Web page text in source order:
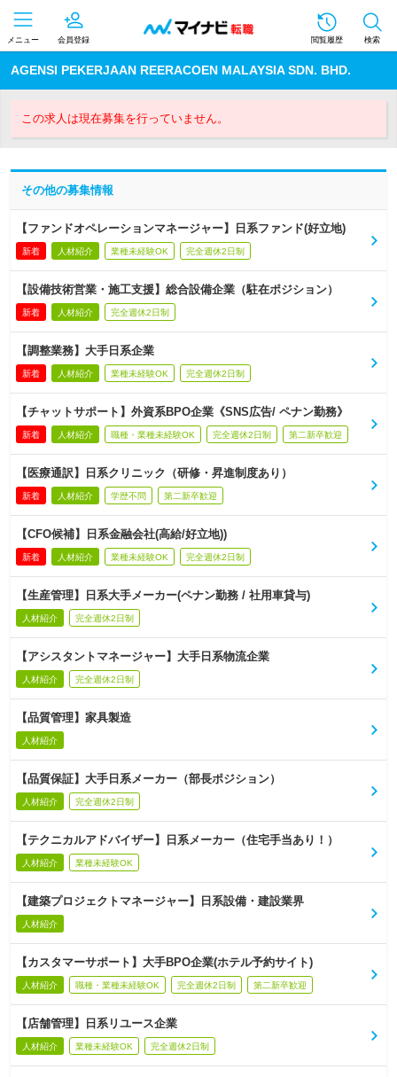
メニュー 会員登録 閲覧履歴 検索
AGENSI PEKERJAAN REERACOEN MALAYSIA SDN. BHD.
この求人は現在募集を行っていません。
その他の募集情報
【ファンドオペレーションマネージャー】日系ファンド(好立地)
新着 人材紹介 業種未経験OK 完全週休2日制
【設備技術営業・施工支援】総合設備企業（駐在ポジション）
新着 人材紹介 完全週休2日制
【調整業務】大手日系企業
新着 人材紹介 業種未経験OK 完全週休2日制
【チャットサポート】外資系BPO企業《SNS広告/ ペナン勤務》
新着 人材紹介 職種・業種未経験OK 完全週休2日制 第二新卒歓迎
【医療通訳】日系クリニック（研修・昇進制度あり）
新着 人材紹介 学歴不問 第二新卒歓迎
【CFO候補】日系金融会社(高給/好立地))
新着 人材紹介 業種未経験OK 完全週休2日制
【生産管理】日系大手メーカー(ペナン勤務 / 社用車貸与)
人材紹介 完全週休2日制
【アシスタントマネージャー】大手日系物流企業
人材紹介 完全週休2日制
【品質管理】家具製造
人材紹介
【品質保証】大手日系メーカー（部長ポジション）
人材紹介 完全週休2日制
【テクニカルアドバイザー】日系メーカー（住宅手当あり！）
人材紹介 業種未経験OK
【建築プロジェクトマネージャー】日系設備・建設業界
人材紹介
【カスタマーサポート】大手BPO企業(ホテル予約サイト)
人材紹介 職種・業種未経験OK 完全週休2日制 第二新卒歓迎
【店舗管理】日系リユース企業
人材紹介 業種未経験OK 完全週休2日制